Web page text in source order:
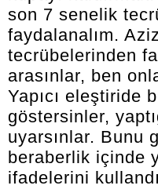
son 7 senelik
faydalanalım.
tecrübelerinden
arasınlar, ben
Yapıcı eleştiride
göstersinler,
uyarsınlar. Bunu
beraberlik içinde
ifadelerini